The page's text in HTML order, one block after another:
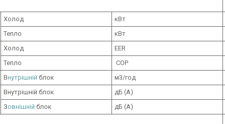
Холод кВт
Тепло
кВт
Холод EER
Тепло
COP
Внутрішній блок м3/год
Внутрішній блок дБ (A)
Зовнішній блок дБ (A)